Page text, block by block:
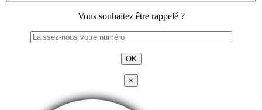
Vous souhaitez être rappelé ?
×